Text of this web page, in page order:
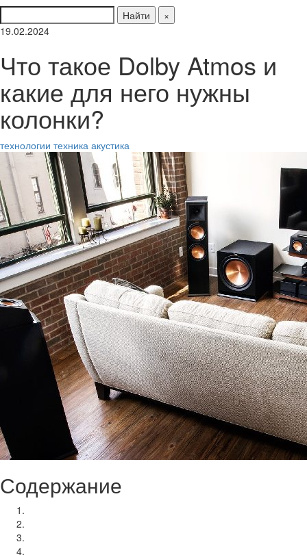
Найти
×
19.02.2024
Что такое Dolby Atmos и
какие для него нужны
колонки?
технологии техника акустика
Содержание